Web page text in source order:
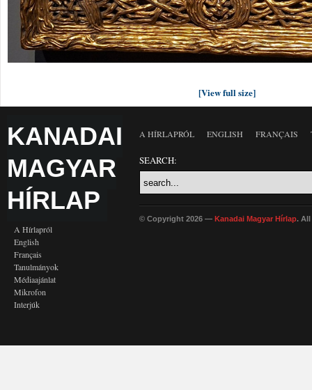
[View full size]
KANADAI
MAGYAR
HÍRLAP
A Hírlapról
English
Français
Tanulmányok
Médiaajánlat
Mikrofon
Interjúk
A HÍRLAPRÓL ENGLISH FRANÇAIS
SEARCH:
© Copyright 2026 — Kanadai Magyar Hírlap. All